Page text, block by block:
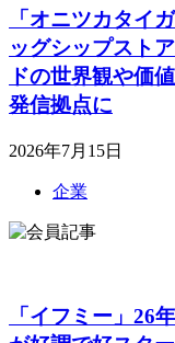
「オニツカタイ
ッグシップスト
ドの世界観や価
発信拠点に
2026年7月15日
企業
「イフミー」26